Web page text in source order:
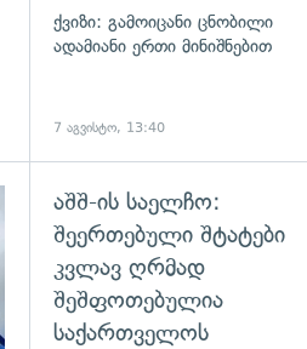
ქვიზი: გამოიცანი ცნობილი
ადამიანი ერთი მინიშნებით
7 აგვისტო, 13:40
გადახედვა
აშშ-ის საელჩო:
შეერთებული შტატები
კვლავ ღრმად
შეშფოთებულია
საქართველოს